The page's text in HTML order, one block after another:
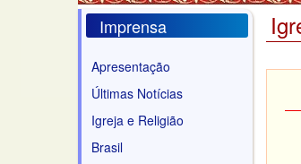
Imprensa
Apresentação
Últimas Notícias
Igreja e Religião
Brasil